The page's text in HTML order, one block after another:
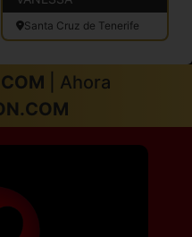
Santa Cruz de Tenerife
| Ahora